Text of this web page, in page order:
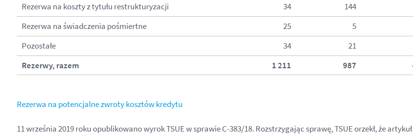
Rezerwa na koszty z tytułu restrukturyzacji
34 144
Rezerwa na świadczenia pośmiertne
25 5
Pozostałe
34 21
Rezerwy, razem
1 211 987
Rezerwa na potencjalne zwroty kosztów kredytu
11 września 2019 roku opublikowano wyrok TSUE w sprawie C-383/18. Rozstrzygając sprawę, TSUE orzekł, że